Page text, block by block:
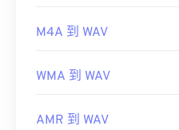
M4A 到 WAV
WMA 到 WAV
AMR 到 WAV